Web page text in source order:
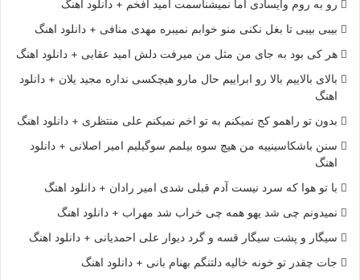
رو به روم وایسادی اما نمیشناسمت امید افخم + دانلود اهنگ
بیبی بیبی تا بغل نکنی منو خوابم نمیبره مهدی منافی + دانلود اهنگ
هر کی بود به جای من مثل من میرفت دلش امید عقابی + دانلود اهنگ
بالای بالاییم بالا رو ابراییم حال مارو هیچکسی نداره مجید یلان + دانلود
اهنگ
بدون تو راهمو کج نمیکنم به تو اخم نمیکنم علی منتظری + دانلود اهنگ
سنن باشکاسینییه من هیچ سوه بیلمم سوگیلیم امیر اصلانی + دانلود
اهنگ
با تو هوا که سرد نیست آدم قبلی شدی امیر رادان + دانلود اهنگ
نمیدونم چی شد یهو همه چی خراب شد مهراب + دانلود اهنگ
سیگار و پشت سیگار قسه و گرد دیوار علی احمدیانی + دانلود اهنگ
جات چقدر تو خونه خالیه دلتنگم بهنام بانی + دانلود اهنگ